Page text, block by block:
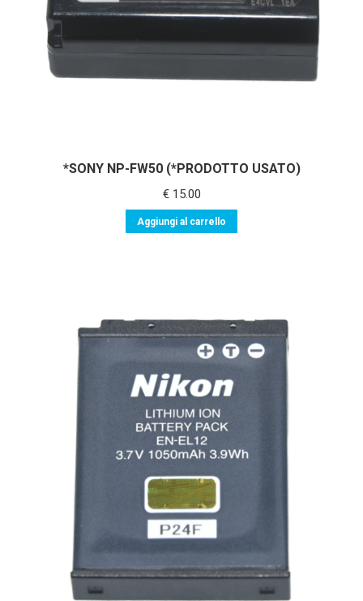
*SONY NP-FW50 (*PRODOTTO USATO)
€15.00
Aggiungi al carrello